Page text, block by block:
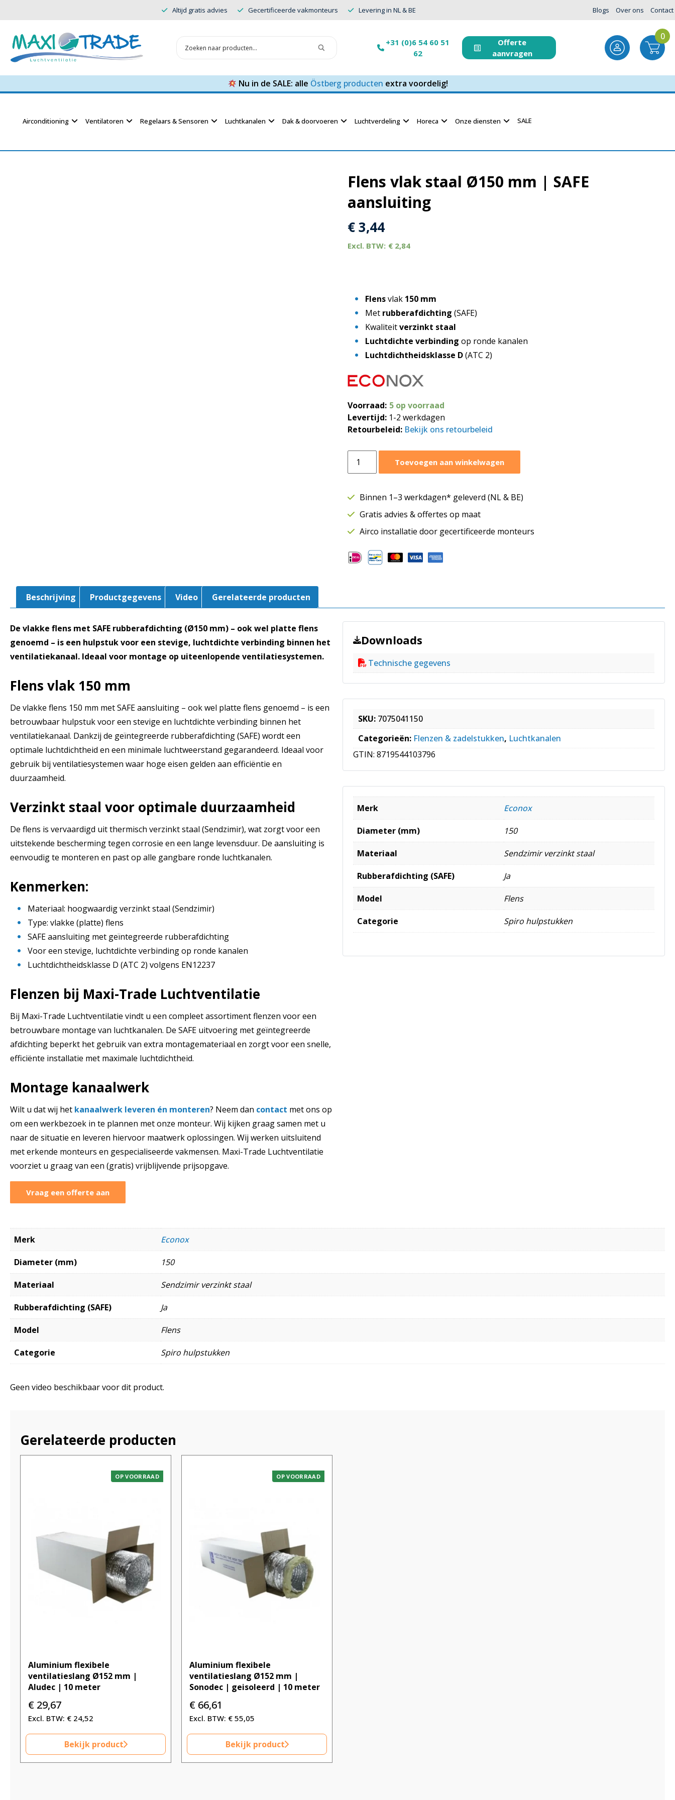
Altijd gratis advies Gecertificeerde vakmonteurs Levering in NL & BE Blogs Over ons Contact
+31 (0)6 54 60 51
62
Offerte
aanvragen
0
Nu in de SALE: alle Östberg producten extra voordelig!
Airconditioning Ventilatoren Regelaars & Sensoren Luchtkanalen Dak & doorvoeren Luchtverdeling Horeca Onze diensten SALE
Flens vlak staal Ø150 mm | SAFE
aansluiting
€3,44
€ 2,84
Flensvlak 150 mm
Met rubberafdichting (SAFE)
Kwaliteitverzinkt staal
Luchtdichte verbinding op ronde kanalen
Luchtdichtheidsklasse D(ATC 2)
Voorraad: 5 op voorraad
Levertijd: 1-2 werkdagen
Retourbeleid: Bekijk ons retourbeleid
vlak
Ø150
|
SAFE
aantal
Toevoegen aan winkelwagen
Binnen 1–3 werkdagen* geleverd (NL & BE)
Gratis advies & offertes op maat
Airco installatie door gecertificeerde monteurs
Beschrijving Productgegevens Video Gerelateerde producten
De vlakke flens met SAFE rubberafdichting (Ø150 mm) – ook wel platte flens
genoemd – is een hulpstuk voor een stevige, luchtdichte verbinding binnen het
ventilatiekanaal. Ideaal voor montage op uiteenlopende ventilatiesystemen.
Flens vlak 150 mm
De vlakke flens 150 mm met SAFE aansluiting – ook wel platte flens genoemd – is een
betrouwbaar hulpstuk voor een stevige en luchtdichte verbinding binnen het
ventilatiekanaal. Dankzij de geïntegreerde rubberafdichting (SAFE) wordt een
optimale luchtdichtheid en een minimale luchtweerstand gegarandeerd. Ideaal voor
gebruik bij ventilatiesystemen waar hoge eisen gelden aan efficiëntie en
duurzaamheid.
Verzinkt staal voor optimale duurzaamheid
De flens is vervaardigd uit thermisch verzinkt staal (Sendzimir), wat zorgt voor een
uitstekende bescherming tegen corrosie en een lange levensduur. De aansluiting is
eenvoudig te monteren en past op alle gangbare ronde luchtkanalen.
Kenmerken:
Materiaal: hoogwaardig verzinkt staal (Sendzimir)
Type: vlakke (platte) flens
SAFE aansluiting met geïntegreerde rubberafdichting
Voor een stevige, luchtdichte verbinding op ronde kanalen
Luchtdichtheidsklasse D (ATC 2) volgens EN12237
Flenzen bij Maxi-Trade Luchtventilatie
Bij Maxi-Trade Luchtventilatie vindt u een compleet assortiment flenzen voor een
betrouwbare montage van luchtkanalen. De SAFE uitvoering met geïntegreerde
afdichting beperkt het gebruik van extra montagemateriaal en zorgt voor een snelle,
efficiënte installatie met maximale luchtdichtheid.
Montage kanaalwerk
Wilt u dat wij het kanaalwerk leveren én monteren? Neem dan contact met ons op
om een werkbezoek in te plannen met onze monteur. Wij kijken graag samen met u
naar de situatie en leveren hiervoor maatwerk oplossingen. Wij werken uitsluitend
met erkende monteurs en gespecialiseerde vakmensen. Maxi-Trade Luchtventilatie
voorziet u graag van een (gratis) vrijblijvende prijsopgave.
Vraag een offerte aan
Downloads
Technische gegevens
SKU: 7075041150
Categorieën: Flenzen & zadelstukken, Luchtkanalen
GTIN: 8719544103796
Merk Econox
Diameter (mm) 150
Materiaal Sendzimir verzinkt staal
Rubberafdichting (SAFE) Ja
Model Flens
Categorie Spiro hulpstukken
Merk Econox
Diameter (mm) 150
Materiaal Sendzimir verzinkt staal
Rubberafdichting (SAFE) Ja
Model Flens
Categorie Spiro hulpstukken
Geen video beschikbaar voor dit product.
Gerelateerde producten
OP VOORRAAD
Aluminium flexibele
ventilatieslang Ø152 mm |
Aludec | 10 meter
€ 29,67
€ 24,52
Bekijk product
OP VOORRAAD
Aluminium flexibele
ventilatieslang Ø152 mm |
Sonodec | geisoleerd | 10 meter
€ 66,61
€ 55,05
Bekijk product